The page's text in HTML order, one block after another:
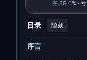
亮 39.6% · 亏
目录 隐藏
序言